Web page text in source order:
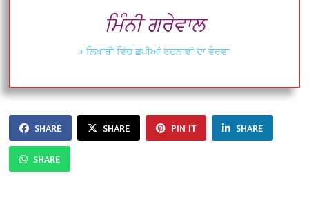
ਮਿੰਨੀ ਗਰੇਵਾਲ
+ ਲਿਖਾਰੀ ਵਿੱਚ ਛਪੀਆਂ ਰਚਨਾਵਾਂ ਦਾ ਵੇਰਵਾ
SHARE SHARE PIN IT SHARE
SHARE